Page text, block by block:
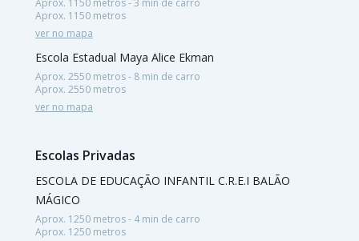
Aprox. 1150 metros
ver no mapa
Escola Estadual Maya Alice Ekman
Aprox. 2550 metros - 8 min de carro
Aprox. 2550 metros
ver no mapa
Escolas Privadas
ESCOLA DE EDUCAÇÃO INFANTIL C.R.E.I BALÃO
MÁGICO
Aprox. 1250 metros - 4 min de carro
Aprox. 1250 metros